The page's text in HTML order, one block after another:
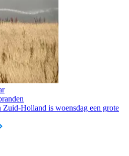
Zuid-Holland is woensdag een grote